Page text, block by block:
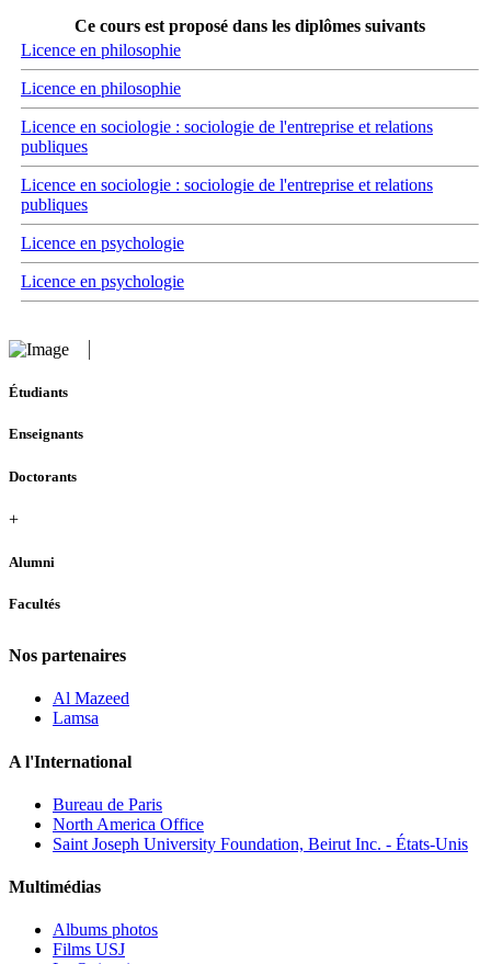
Ce cours est proposé dans les diplômes suivants
Licence en philosophie
Licence en philosophie
Licence en sociologie : sociologie de l'entreprise et relations
publiques
Licence en sociologie : sociologie de l'entreprise et relations
publiques
Licence en psychologie
Licence en psychologie
Étudiants
Enseignants
Doctorants
+
Alumni
Facultés
Nos partenaires
Al Mazeed
Lamsa
A l'International
Bureau de Paris
North America Office
Saint Joseph University Foundation, Beirut Inc. - États-Unis
Multimédias
Albums photos
Films USJ